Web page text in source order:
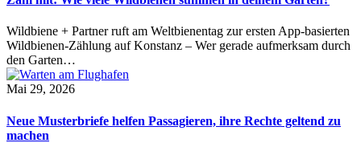
Wildbiene + Partner ruft am Weltbienentag zur ersten App-basierten
Wildbienen-Zählung auf Konstanz – Wer gerade aufmerksam durch
den Garten…
Mai 29, 2026
Neue Musterbriefe helfen Passagieren, ihre Rechte geltend zu
machen